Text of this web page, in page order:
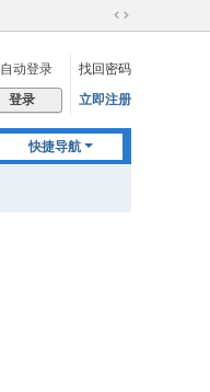
切
到
宽
自动登录
找回密码
登录 立即注册
快捷导航